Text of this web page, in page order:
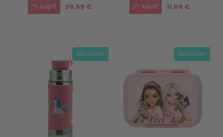
39.59 € 11.69 €
skladom skladom